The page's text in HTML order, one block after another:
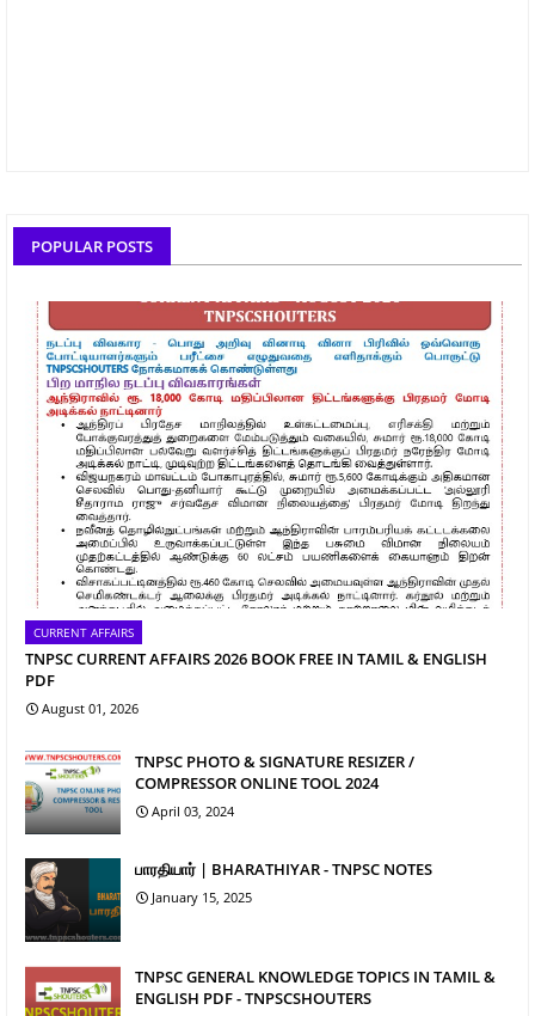
POPULAR POSTS
CURRENT AFFAIRS
TNPSC CURRENT AFFAIRS 2026 BOOK FREE IN TAMIL & ENGLISH
PDF
August 01, 2026
TNPSC PHOTO & SIGNATURE RESIZER /
COMPRESSOR ONLINE TOOL 2024
April 03, 2024
பாரதியார் | BHARATHIYAR - TNPSC NOTES
January 15, 2025
TNPSC GENERAL KNOWLEDGE TOPICS IN TAMIL &
ENGLISH PDF - TNPSCSHOUTERS